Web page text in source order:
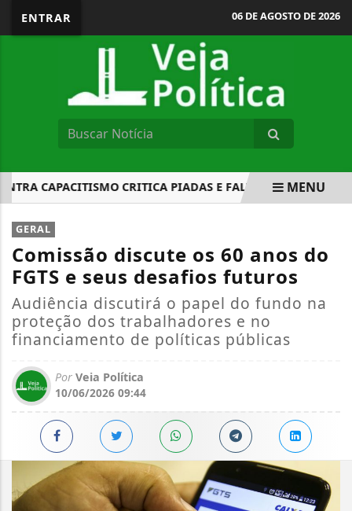
ENTRAR 06 DE AGOSTO DE 2026
CAPACITISMO CRITICA PIADAS E FALTA DE ATENÇÃO
EM ALTA
MENU
GERAL
Comissão discute os 60 anos do
FGTS e seus desafios futuros
Audiência discutirá o papel do fundo na
proteção dos trabalhadores e no
financiamento de políticas públicas
Por Veia Política
10/06/2026 09:44